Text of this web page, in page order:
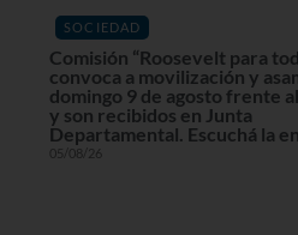
SOCIEDAD
Comisión “Roosevelt para
convoca a movilización y
domingo 9 de agosto frente
y son recibidos en Junta
Departamental. Escuchá la
05/08/26